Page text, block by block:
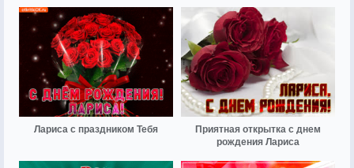
Лариса с праздником Тебя
Приятная открытка с днем
рождения Лариса